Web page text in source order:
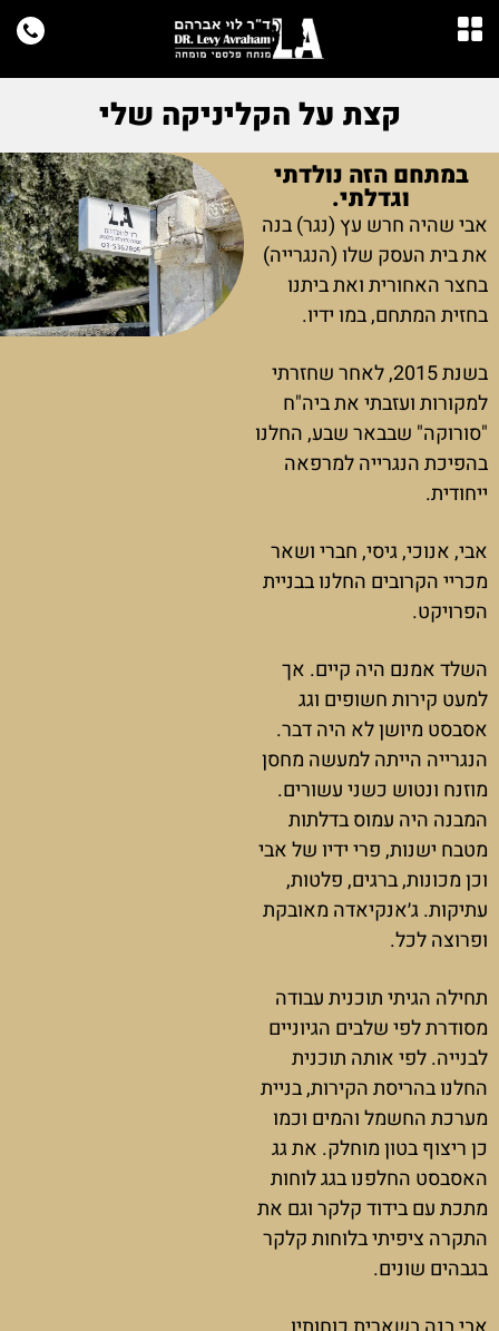
קצת על הקליניקה שלי
במתחם הזה נולדתי
וגדלתי.
אבי שהיה חרש עץ (נגר) בנה
את בית העסק שלו (הנגרייה)
בחצר האחורית ואת ביתנו
בחזית המתחם, במו ידיו.
בשנת 2015, לאחר שחזרתי
למקורות ועזבתי את ביה"ח
"סורוקה" שבבאר שבע, החלנו
בהפיכת הנגרייה למרפאה
ייחודית.
אבי, אנוכי, גיסי, חברי ושאר
מכריי הקרובים החלנו בבניית
הפרויקט.
השלד אמנם היה קיים. אך
למעט קירות חשופים וגג
אסבסט מיושן לא היה דבר.
הנגרייה הייתה למעשה מחסן
מוזנח ונטוש כשני עשורים.
המבנה היה עמוס בדלתות
מטבח ישנות, פרי ידיו של אבי
וכן מכונות, ברגים, פלטות,
עתיקות. ג׳אנקיאדה מאובקת
ופרוצה לכל.
תחילה הגיתי תוכנית עבודה
מסודרת לפי שלבים הגיוניים
לבנייה. לפי אותה תוכנית
החלנו בהריסת הקירות, בניית
מערכת החשמל והמים וכמו
כן ריצוף בטון מוחלק. את גג
האסבסט החלפנו בגג לוחות
מתכת עם בידוד קלקר וגם את
התקרה ציפיתי בלוחות קלקר
בגבהים שונים.